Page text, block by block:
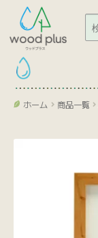
ホーム 商品一覧